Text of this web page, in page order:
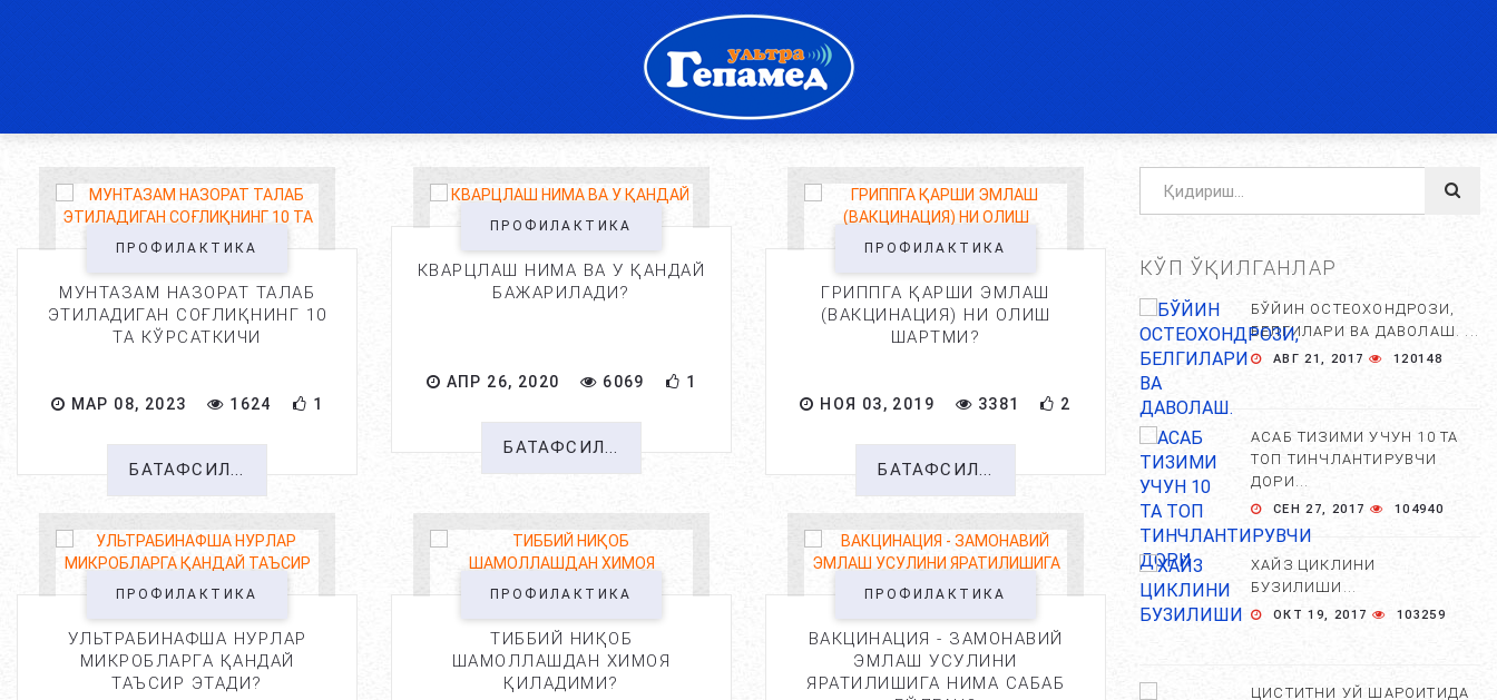
ПРОФИЛАКТИКА
МУНТАЗАМ НАЗОРАТ ТАЛАБ
ЭТИЛАДИГАН СОҒЛИҚНИНГ 10
ТА КЎРСАТКИЧИ
МАР 08, 2023 1624 1
БАТАФСИЛ...
ПРОФИЛАКТИКА
КВАРЦЛАШ НИМА ВА У ҚАНДАЙ
БАЖАРИЛАДИ?
АПР 26, 2020 6069 1
БАТАФСИЛ...
ПРОФИЛАКТИКА
ГРИППГА ҚАРШИ ЭМЛАШ
(ВАКЦИНАЦИЯ) НИ ОЛИШ
ШАРТМИ?
НОЯ 03, 2019 3381 2
БАТАФСИЛ...
ПРОФИЛАКТИКА
УЛЬТРАБИНАФША НУРЛАР
МИКРОБЛАРГА ҚАНДАЙ
ТАЪСИР ЭТАДИ?
ПРОФИЛАКТИКА
ТИББИЙ НИҚОБ
ШАМОЛЛАШДАН ХИМОЯ
ҚИЛАДИМИ?
ПРОФИЛАКТИКА
ВАКЦИНАЦИЯ - ЗАМОНАВИЙ
ЭМЛАШ УСУЛИНИ
ЯРАТИЛИШИГА НИМА САБАБ
КЎП ЎҚИЛГАНЛАР
БЎЙИН ОСТЕОХОНДРОЗИ,
БЕЛГИЛАРИ ВА ДАВОЛАШ. ...
АВГ 21, 2017 120148
АСАБ ТИЗИМИ УЧУН 10 ТА
ТОП ТИНЧЛАНТИРУВЧИ
ДОРИ...
СЕН 27, 2017 104940
ХАЙЗ ЦИКЛИНИ
БУЗИЛИШИ...
ОКТ 19, 2017 103259
ЦИСТИТНИ УЙ ШАРОИТИДА